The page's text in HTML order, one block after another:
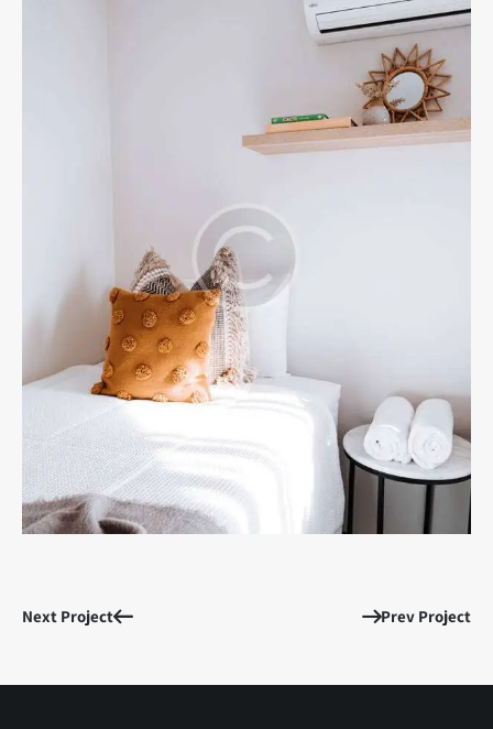
Prev Project
Next Project